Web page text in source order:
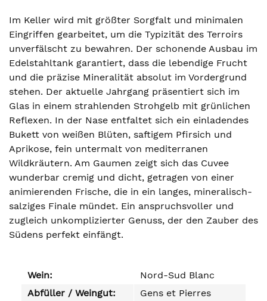
Im Keller wird mit größter Sorgfalt und minimalen
Eingriffen gearbeitet, um die Typizität des Terroirs
unverfälscht zu bewahren. Der schonende Ausbau im
Edelstahltank garantiert, dass die lebendige Frucht
und die präzise Mineralität absolut im Vordergrund
stehen. Der aktuelle Jahrgang präsentiert sich im
Glas in einem strahlenden Strohgelb mit grünlichen
Reflexen. In der Nase entfaltet sich ein einladendes
Bukett von weißen Blüten, saftigem Pfirsich und
Aprikose, fein untermalt von mediterranen
Wildkräutern. Am Gaumen zeigt sich das Cuvee
wunderbar cremig und dicht, getragen von einer
animierenden Frische, die in ein langes, mineralisch-
salziges Finale mündet. Ein anspruchsvoller und
zugleich unkomplizierter Genuss, der den Zauber des
Südens perfekt einfängt.
Wein:
Nord-Sud Blanc
Abfüller / Weingut:
Gens et Pierres